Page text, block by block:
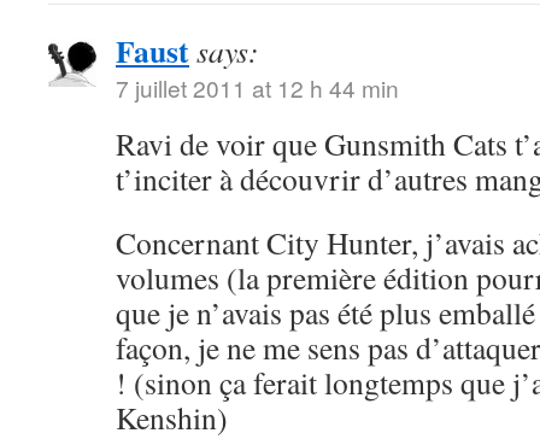
Faustsays:
7 juillet 2011 at 12 h 44 min
Ravi de voir que Gunsmith Cats
t’inciter à découvrir d’autres
Concernant City Hunter, j’avais
volumes (la première édition
que je n’avais pas été plus
façon, je ne me sens pas
! (sinon ça ferait longtemps que
Kenshin)